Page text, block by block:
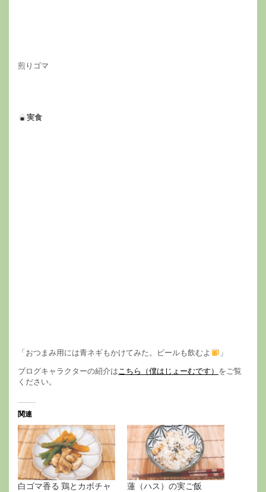
煎りゴマ
実食
「おつまみ用には青ネギもかけてみた。ビールも飲むよ
」
ブログキャラクターの紹介は こちら（僕はじょーむです） をご覧
ください。
関連
白ゴマ香る 鶏とカボチャ
蓮（ハス）の実ご飯